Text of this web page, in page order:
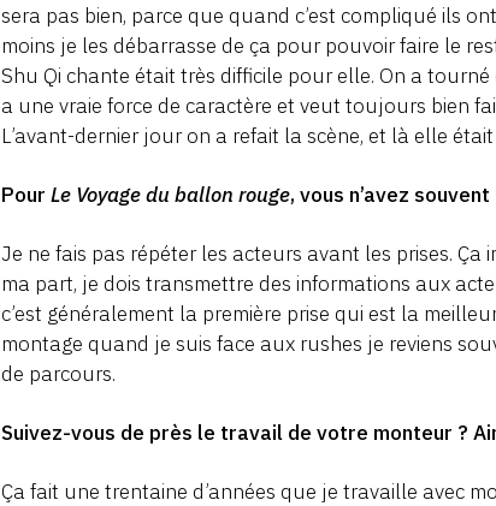
sera pas bien, parce que quand c’est compliqué ils
moins je les débarrasse de ça pour pouvoir faire le
Shu Qi chante était très difficile pour elle. On a
a une vraie force de caractère et veut toujours bien
L’avant-dernier jour on a refait la scène, et là elle
PourLe Voyage du ballon rouge, vous n’avez
Je ne fais pas répéter les acteurs avant les prises.
ma part, je dois transmettre des informations aux
c’est généralement la première prise qui est la
montage quand je suis face aux rushes je reviens
de parcours.
Suivez-vous de près le travail de votre monteur ?
Ça fait une trentaine d’années que je travaille avec